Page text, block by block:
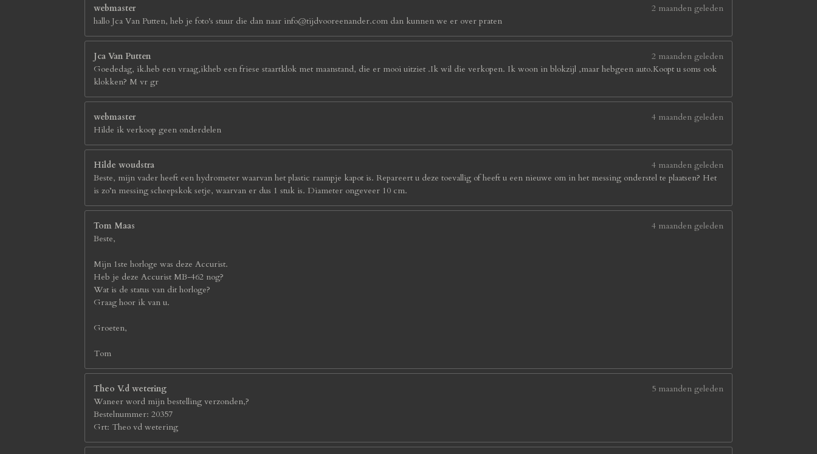
webmaster
2 maanden geleden
hallo Jca Van Putten, heb je foto's stuur die dan naar info@tijdvooreenander.com dan kunnen we er over praten
Jca Van Putten
2 maanden geleden
Goededag, ik.heb een vraag,ikheb een friese staartklok met maanstand, die er mooi uitziet .Ik wil die verkopen. Ik woon in blokzijl ,maar hebgeen auto.Koopt u soms ook
klokken? M vr gr
webmaster
4 maanden geleden
Hilde ik verkoop geen onderdelen
Hilde woudstra
4 maanden geleden
Beste, mijn vader heeft een hydrometer waarvan het plastic raampje kapot is. Repareert u deze toevallig of heeft u een nieuwe om in het messing onderstel te plaatsen? Het
is zo’n messing scheepskok setje, waarvan er dus 1 stuk is. Diameter ongeveer 10 cm.
Tom Maas
4 maanden geleden
Beste,
Mijn 1ste horloge was deze Accurist.
Heb je deze Accurist MB-462 nog?
Wat is de status van dit horloge?
Graag hoor ik van u.
Groeten,
Tom
Theo V.d wetering
5 maanden geleden
Waneer word mijn bestelling verzonden,?
Bestelnummer: 20357
Grt: Theo vd wetering